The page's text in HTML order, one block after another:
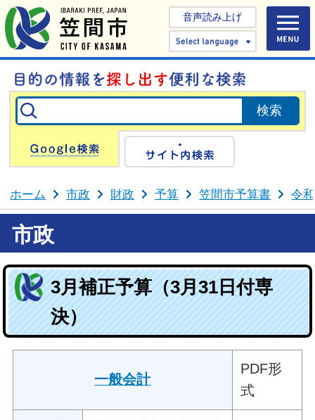
音声読み上げ
Select
Google検索
ホーム 市政 財政 予算 笠間市予算書 令
市政
3月補正予算（3月31日付専
決）
一般会計
PDF形
式